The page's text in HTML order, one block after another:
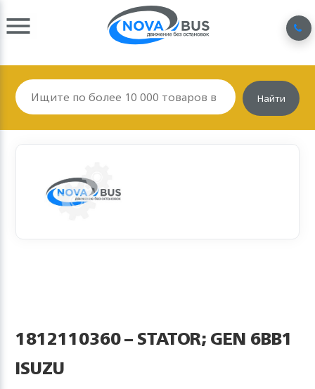
Найти
1812110360 – STATOR; GEN 6BB1
ISUZU